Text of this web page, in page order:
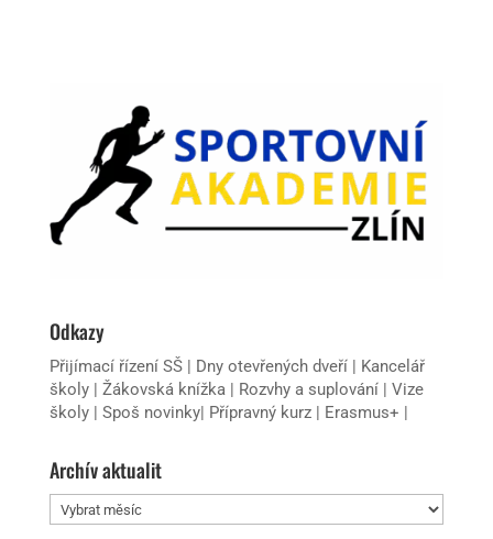
Odkazy
Přijímací řízení SŠ| Dny otevřených dveří|
Kancelář
školy| Žákovská knížka| Rozvhy a suplování
Vize
školy
Spoš novinky| Přípravný kurz| Erasmus+
Archív aktualit
Archív
aktualit